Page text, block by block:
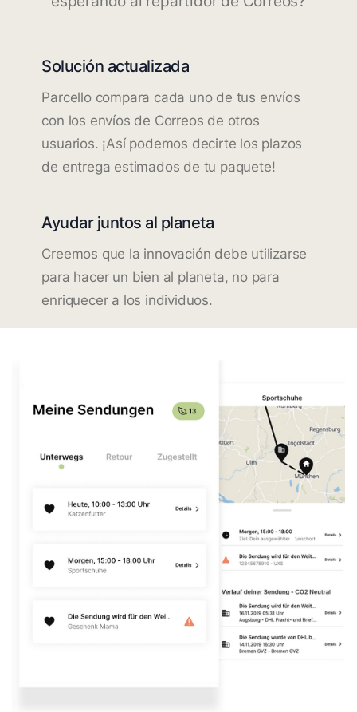
Solución actualizada
Parcello compara cada uno de tus envíos
con los envíos de Correos de otros
usuarios. ¡Así podemos decirte los plazos
de entrega estimados de tu paquete!
Ayudar juntos al planeta
Creemos que la innovación debe utilizarse
para hacer un bien al planeta, no para
enriquecer a los individuos.